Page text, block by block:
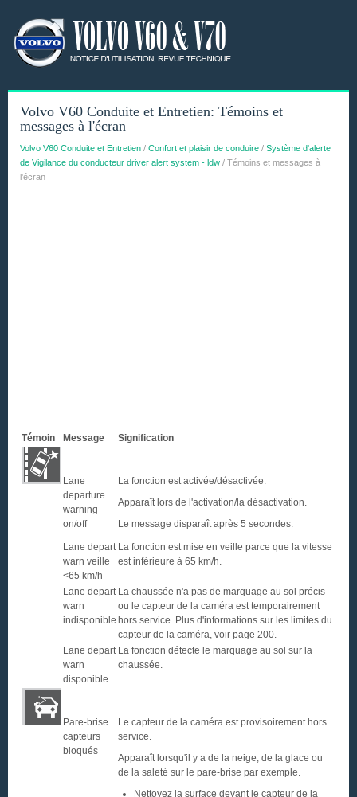
Volvo V60 Conduite et Entretien: Témoins et
messages à l'écran
Volvo V60 Conduite et Entretien / Confort et plaisir de conduire / Système d'alerte
de Vigilance du conducteur driver alert system - ldw / Témoins et messages à
l'écran
Témoin Message Signification
Lane
departure
warning
on/off
La fonction est activée/désactivée.
Apparaît lors de l'activation/la désactivation.
Le message disparaît après 5 secondes.
Lane depart
warn veille
<65 km/h
La fonction est mise en veille parce que la vitesse
est inférieure à 65 km/h.
Lane depart
warn
indisponible
La chaussée n'a pas de marquage au sol précis
ou le capteur de la caméra est temporairement
hors service. Plus d'informations sur les limites du
capteur de la caméra, voir page 200.
Lane depart
warn
disponible
La fonction détecte le marquage au sol sur la
chaussée.
Pare-brise
capteurs
bloqués
Le capteur de la caméra est provisoirement hors
service.
Apparaît lorsqu'il y a de la neige, de la glace ou
de la saleté sur le pare-brise par exemple.
Nettoyez la surface devant le capteur de la